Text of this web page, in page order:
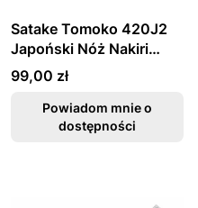
Satake Tomoko 420J2
Japoński Nóż Nakiri
16cm
Cena
99,00 zł
Powiadom mnie o
dostępności